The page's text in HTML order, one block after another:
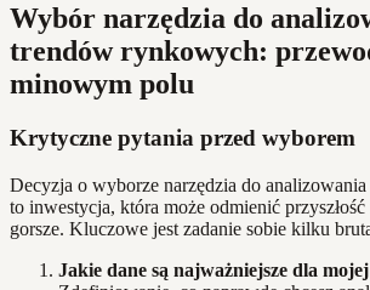
Wybór narzędzia do
trendów rynkowych:
minowym polu
Krytyczne pytania przed wyborem
Decyzja o wyborze narzędzia do
to inwestycja, która może odmienić
gorsze. Kluczowe jest zadanie sobie kilku
Jakie dane są najważniejsze dla